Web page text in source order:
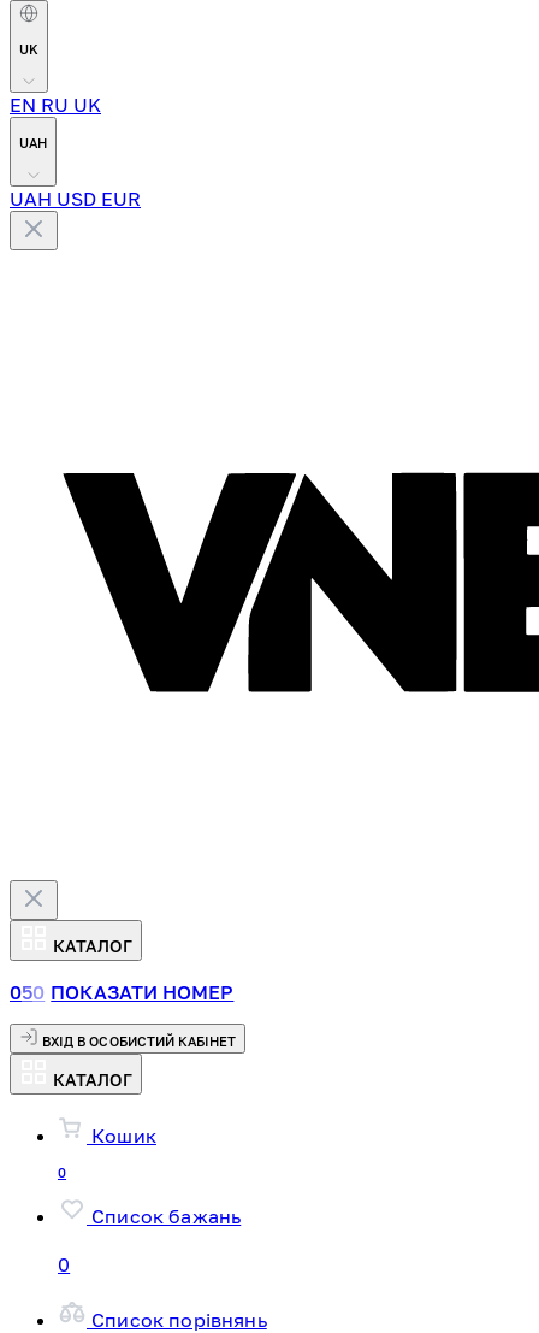
UK
EN RU UK
UAH
UAH USD EUR
КАТАЛОГ
050 ПОКАЗАТИ НОМЕР
ВХІД В ОСОБИСТИЙ КАБІНЕТ
КАТАЛОГ
Кошик
0
Список бажань
0
Список порівнянь